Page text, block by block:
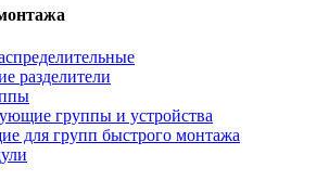
разделители
группы и устройства
для групп быстрого монтажа